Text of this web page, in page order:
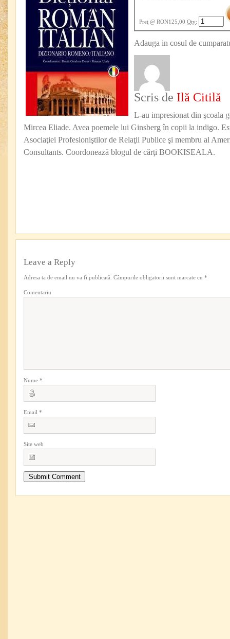
Preţ@ RON125,00 Qty:
Adauga in cosul de
Scris de Ilă Citilă
L-au impresionat din şcoala
Mircea Eliade. Avea poemele lui Ginsberg în copii la indigo.
Asociaţiei Profesioniştilor de Relaţii Publice şi membru al
Consultants. Coordonează blogul de cărţi BOOKISEALA.
Leave a Reply
Adresa ta de email nu va fi publicată. Câmpurile obligatorii sunt marcate cu *
Comentariu
Nume *
Email *
Site web